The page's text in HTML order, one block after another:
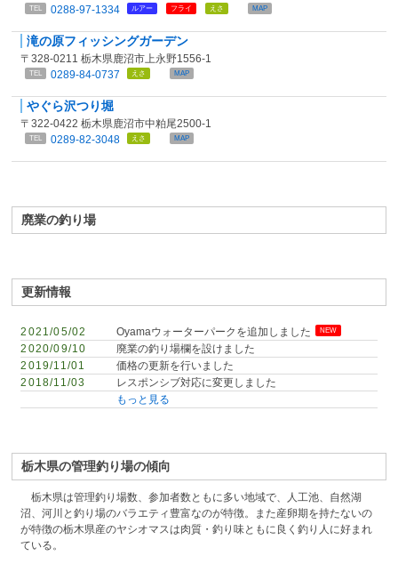
TEL 0288-97-1334 ルアー フライ えさ MAP
滝の原フィッシングガーデン
〒328-0211 栃木県鹿沼市上永野1556-1
TEL 0289-84-0737 えさ MAP
やぐら沢つり堀
〒322-0422 栃木県鹿沼市中粕尾2500-1
TEL 0289-82-3048 えさ MAP
廃業の釣り場
更新情報
2021/05/02 Oyamaウォーターパークを追加しました NEW
2020/09/10
廃業の釣り場欄を設けました
2019/11/01
価格の更新を行いました
2018/11/03
レスポンシブ対応に変更しました
もっと見る
栃木県の管理釣り場の傾向
栃木県は管理釣り場数、参加者数ともに多い地域で、人工池、自然湖
沼、河川と釣り場のバラエティ豊富なのが特徴。また産卵期を持たないの
が特徴の栃木県産のヤシオマスは肉質・釣り味ともに良く釣り人に好まれ
ている。